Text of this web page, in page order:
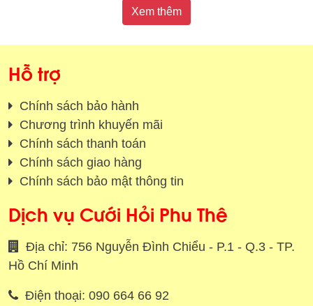
Xem thêm
Hỗ trợ
Chính sách bảo hành
Chương trình khuyến mãi
Chính sách thanh toán
Chính sách giao hàng
Chính sách bảo mật thông tin
Dịch vụ Cưới Hỏi Phu Thê
Địa chỉ: 756 Nguyễn Đình Chiểu - P.1 - Q.3 - TP.
Hồ Chí Minh
Điện thoại: 090 664 66 92